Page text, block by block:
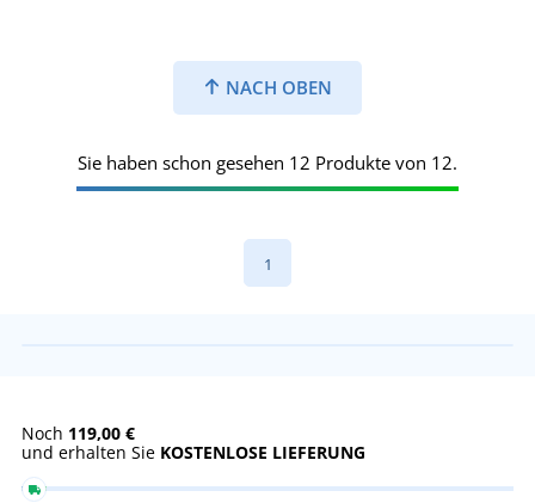
NACH OBEN
Sie haben schon gesehen 12 Produkte von 12.
1
Noch 119,00 €
und erhalten Sie KOSTENLOSE LIEFERUNG